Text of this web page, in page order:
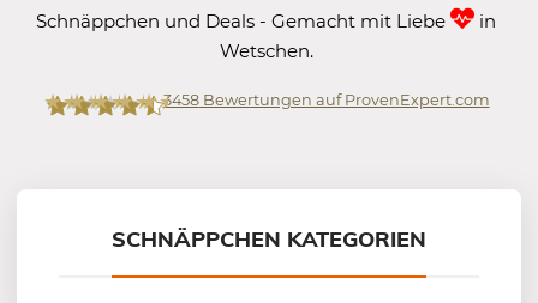
Schnäppchen und Deals - Gemacht mit Liebe
in
Wetschen.
3458Bewertungen auf ProvenExpert.com
SCHNÄPPCHEN KATEGORIEN